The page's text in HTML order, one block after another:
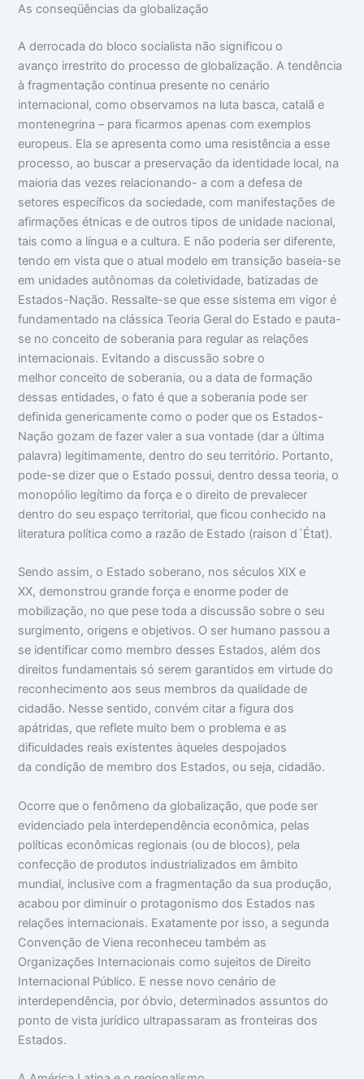
As conseqüências da globalização
A derrocada do bloco socialista não significou o
avanço irrestrito do processo de globalização. A tendência
à fragmentação continua presente no cenário
internacional, como observamos na luta basca, catalã e
montenegrina – para ficarmos apenas com exemplos
europeus. Ela se apresenta como uma resistência a esse
processo, ao buscar a preservação da identidade local, na
maioria das vezes relacionando- a com a defesa de
setores específicos da sociedade, com manifestações de
afirmações étnicas e de outros tipos de unidade nacional,
tais como a língua e a cultura. E não poderia ser diferente,
tendo em vista que o atual modelo em transição baseia-se
em unidades autônomas da coletividade, batizadas de
Estados-Nação. Ressalte-se que esse sistema em vigor é
fundamentado na clássica Teoria Geral do Estado e pauta-
se no conceito de soberania para regular as relações
internacionais. Evitando a discussão sobre o
melhor conceito de soberania, ou a data de formação
dessas entidades, o fato é que a soberania pode ser
definida genericamente como o poder que os Estados-
Nação gozam de fazer valer a sua vontade (dar a última
palavra) legitimamente, dentro do seu território. Portanto,
pode-se dizer que o Estado possui, dentro dessa teoria, o
monopólio legítimo da força e o direito de prevalecer
dentro do seu espaço territorial, que ficou conhecido na
literatura política como a razão de Estado (raison d´État).
Sendo assim, o Estado soberano, nos séculos XIX e
XX, demonstrou grande força e enorme poder de
mobilização, no que pese toda a discussão sobre o seu
surgimento, origens e objetivos. O ser humano passou a
se identificar como membro desses Estados, além dos
direitos fundamentais só serem garantidos em virtude do
reconhecimento aos seus membros da qualidade de
cidadão. Nesse sentido, convém citar a figura dos
apátridas, que reflete muito bem o problema e as
dificuldades reais existentes àqueles despojados
da condição de membro dos Estados, ou seja, cidadão.
Ocorre que o fenômeno da globalização, que pode ser
evidenciado pela interdependência econômica, pelas
políticas econômicas regionais (ou de blocos), pela
confecção de produtos industrializados em âmbito
mundial, inclusive com a fragmentação da sua produção,
acabou por diminuir o protagonismo dos Estados nas
relações internacionais. Exatamente por isso, a segunda
Convenção de Viena reconheceu também as
Organizações Internacionais como sujeitos de Direito
Internacional Público. E nesse novo cenário de
interdependência, por óbvio, determinados assuntos do
ponto de vista jurídico ultrapassaram as fronteiras dos
Estados.